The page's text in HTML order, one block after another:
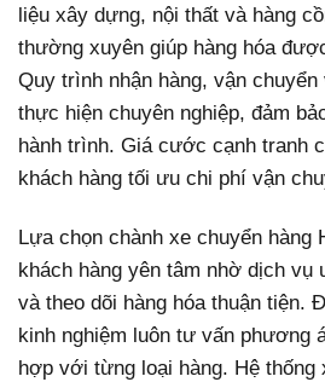
liệu xây dựng, nội thất và hàng
thường xuyên giúp hàng hóa
Quy trình nhận hàng, vận
thực hiện chuyên nghiệp, đảm
hành trình. Giá cước cạnh tranh
khách hàng tối ưu chi phí vận
Lựa chọn chành xe chuyển hàng
khách hàng yên tâm nhờ dịch
và theo dõi hàng hóa thuận tiện.
kinh nghiệm luôn tư vấn phương
hợp với từng loại hàng. Hệ thống